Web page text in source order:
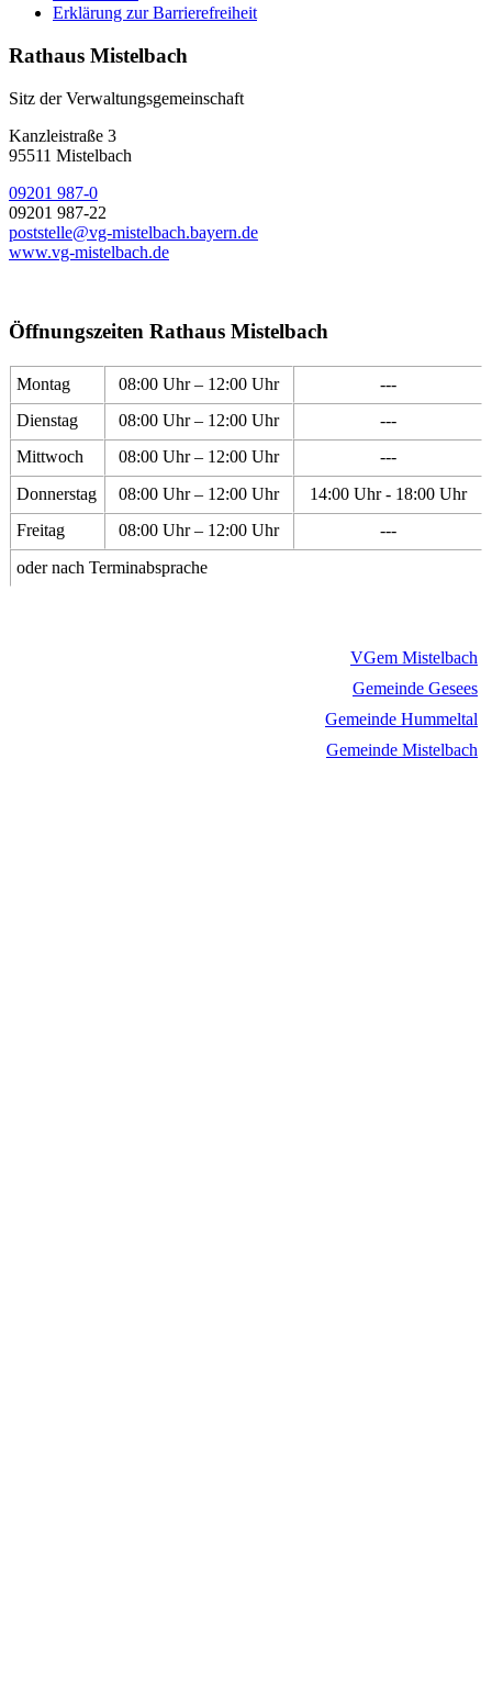
Erklärung zur Barrierefreiheit
Rathaus Mistelbach
Sitz der Verwaltungsgemeinschaft
Kanzleistraße 3
95511 Mistelbach
09201 987-0
09201 987-22
poststelle@vg-mistelbach.bayern.de
www.vg-mistelbach.de
Öffnungszeiten Rathaus Mistelbach
Montag 08:00 Uhr – 12:00 Uhr
---
Dienstag
08:00 Uhr – 12:00 Uhr
---
Mittwoch
08:00 Uhr – 12:00 Uhr
---
Donnerstag
08:00 Uhr – 12:00 Uhr
14:00 Uhr - 18:00 Uhr
Freitag
08:00 Uhr – 12:00 Uhr
---
oder nach Terminabsprache
VGem Mistelbach
Gemeinde Gesees
Gemeinde Hummeltal
Gemeinde Mistelbach